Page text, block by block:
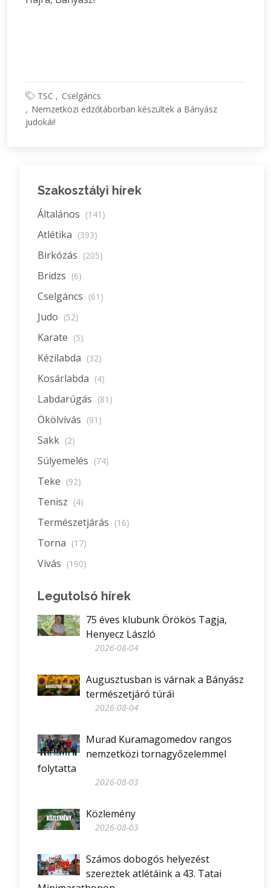
TSC
Cselgáncs
Nemzetközi edzőtáborban készültek a Bányász
judokái!
Szakosztályi hírek
Általános (141)
Atlétika (393)
Birkózás (205)
Bridzs (6)
Cselgáncs (61)
Judo (52)
Karate (5)
Kézilabda (32)
Kosárlabda (4)
Labdarúgás (81)
Ökölvívás (91)
Sakk (2)
Súlyemelés (74)
Teke (92)
Tenisz (4)
Természetjárás (16)
Torna (17)
Vívás (190)
Legutolsó hírek
75 éves klubunk Örökös Tagja,
Henyecz László
2026-08-04
Augusztusban is várnak a Bányász
természetjáró túrái
2026-08-04
Murad Kuramagomedov rangos
nemzetközi tornagyőzelemmel
folytatta
2026-08-03
Közlemény
2026-08-03
Számos dobogós helyezést
szereztek atlétáink a 43. Tatai